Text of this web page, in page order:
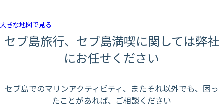
大きな地図で見る
セブ島旅行、セブ島満喫に関しては弊社
にお任せください
セブ島でのマリンアクティビティ、またそれ以外でも、困っ
たことがあれば、ご相談ください